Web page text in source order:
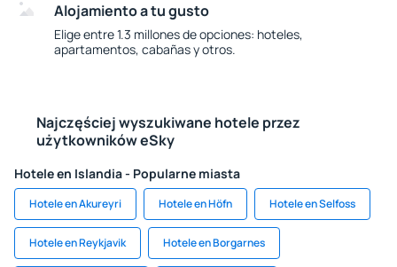
Alojamiento a tu gusto
Elige entre 1.3 millones de opciones: hoteles,
apartamentos, cabañas y otros.
Najczęściej wyszukiwane hotele przez
użytkowników eSky
Hotele en Islandia - Popularne miasta
Hotele en Akureyri Hotele en Höfn Hotele en Selfoss
Hotele en Reykjavik Hotele en Borgarnes